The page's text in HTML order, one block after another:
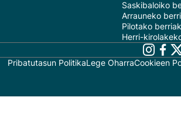
Saskibaloiko
Arrauneko
Pilotako berriak
Herri-
Pribatutasun PolitikaLege OharraCookieen